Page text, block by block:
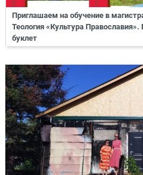
Приглашаем на обучение в
Теология «Культура
буклет